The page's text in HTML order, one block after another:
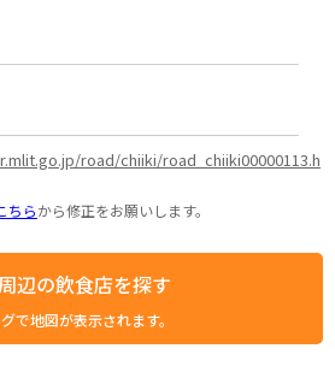
road/chiiki/road_chiiki00000113.h
ちらから修正をお願いします。
辺の飲食店を探す
で地図が表示されます。